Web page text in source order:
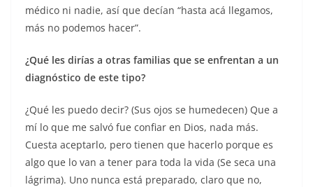
médico ni nadie, así que decían “hasta acá llegamos,
más no podemos hacer”.
¿Qué les dirías a otras familias que se enfrentan a un
diagnóstico de este tipo?
¿Qué les puedo decir? (Sus ojos se humedecen) Que a
mí lo que me salvó fue confiar en Dios, nada más.
Cuesta aceptarlo, pero tienen que hacerlo porque es
algo que lo van a tener para toda la vida (Se seca una
lágrima). Uno nunca está preparado, claro que no,